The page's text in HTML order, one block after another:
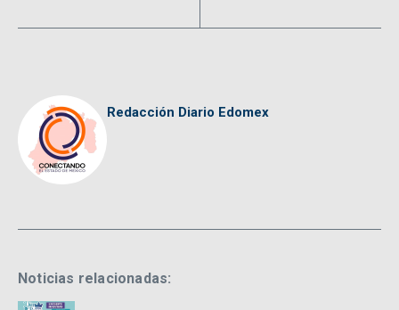
Redacción Diario Edomex
Noticias relacionadas: